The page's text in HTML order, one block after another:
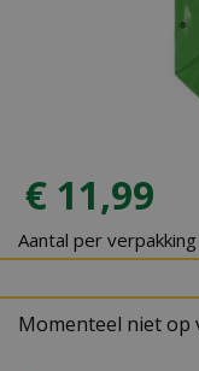
€ 11,99
Aantal per verpakking
Momenteel niet op